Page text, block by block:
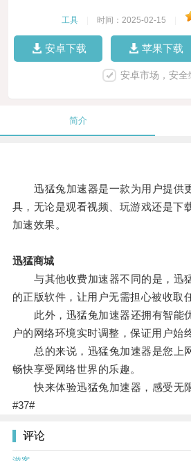
工具 时间：2025-02-15
安卓下载 苹果下载
安卓市场，安全
简介
迅猛兔加速器是一款为用户提供
具，无论是观看视频、玩游戏还是下
加速效果。
迅猛商城
与其他收费加速器不同的是，迅
的正版软件，让用户无需担心被收取
此外，迅猛兔加速器还拥有智能
户的网络环境实时调整，保证用户始
总的来说，迅猛兔加速器是您上
畅快享受网络世界的乐趣。
快来体验迅猛兔加速器，感受无限
#37#
评论